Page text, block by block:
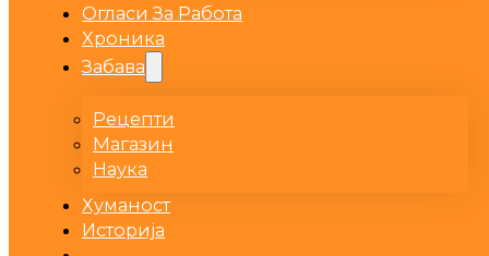
Огласи За Работа
Хроника
Забава
Рецепти
Магазин
Наука
Хуманост
Историја